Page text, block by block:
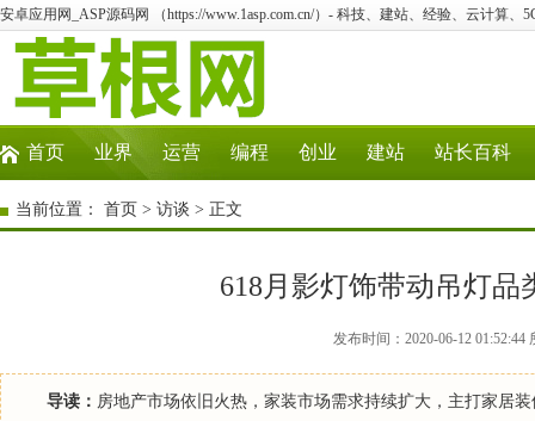
安卓应用网_ASP源码网 （https://www.1asp.com.cn/）- 科技、建站、经验、云计算、
首页 业界 运营 编程 创业 建站 站长百科
当前位置： 首页 > 访谈 > 正文
618月影灯饰带动吊灯品
发布时间：2020-06-12
导读： 房地产市场依旧火热，家装市场需求持续扩大，主打家居